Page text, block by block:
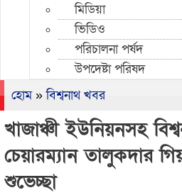
মিডিয়া
ভিডিও
পরিচালনা পর্ষদ
উপদেষ্টা পরিষদ
হোম»বিশ্বনাথ খবর
খাজাঞ্চী ইউনিয়নসহ
চেয়ারম্যান তালুকদার
শুভেচ্ছা